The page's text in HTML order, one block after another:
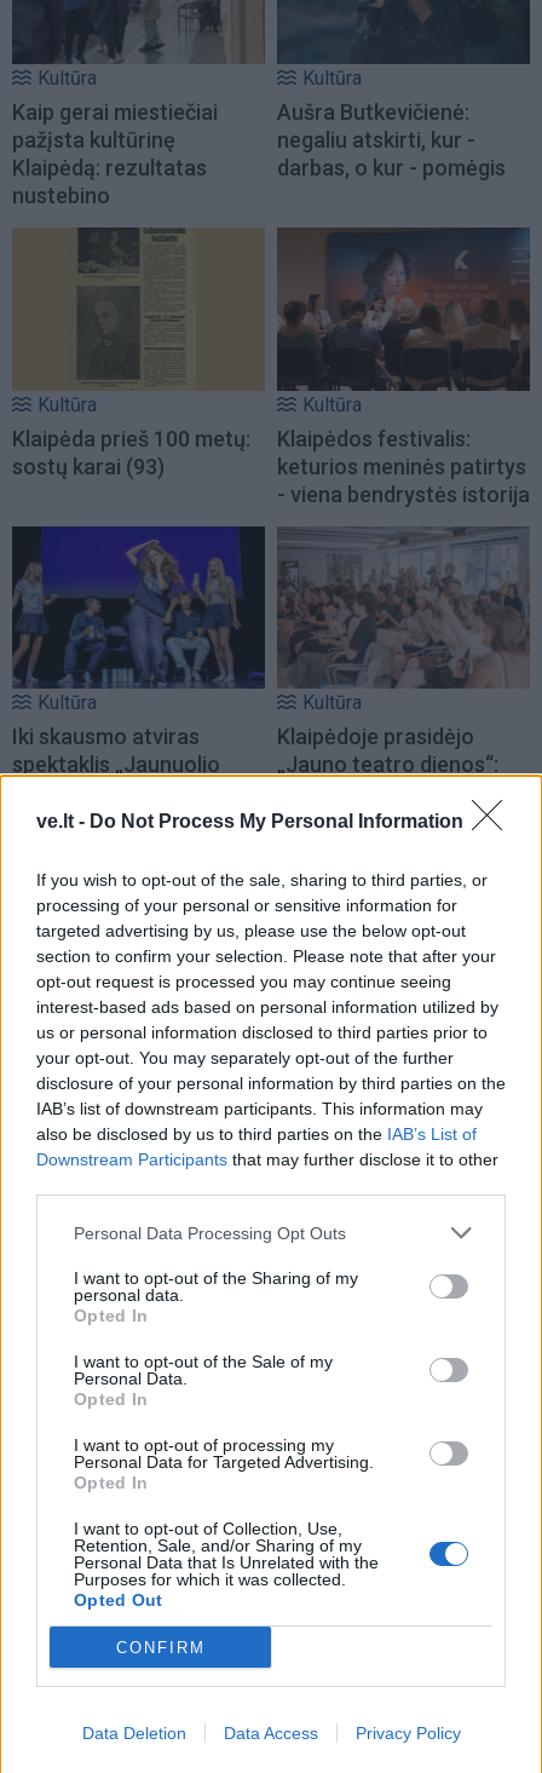
ve.lt - Do Not Process My Personal Information
If you wish to opt-out of the sale, sharing to third parties, or
processing of your personal or sensitive information for
targeted advertising by us, please use the below opt-out
section to confirm your selection. Please note that after your
opt-out request is processed you may continue seeing
interest-based ads based on personal information utilized by
us or personal information disclosed to third parties prior to
your opt-out. You may separately opt-out of the further
disclosure of your personal information by third parties on the
IAB’s list of downstream participants. This information may
also be disclosed by us to third parties on the IAB’s List of
Downstream Participants that may further disclose it to other
Personal Data Processing Opt Outs
I want to opt-out of the Sharing of my
personal data.
Opted In
I want to opt-out of the Sale of my
Personal Data.
Opted In
I want to opt-out of processing my
Personal Data for Targeted Advertising.
Opted In
I want to opt-out of Collection, Use,
Retention, Sale, and/or Sharing of my
Personal Data that Is Unrelated with the
Purposes for which it was collected.
Opted Out
CONFIRM
Data Deletion Data Access Privacy Policy
Kultūra
Kaip gerai miestiečiai
pažįsta kultūrinę
Klaipėdą: rezultatas
nustebino
Kultūra
Aušra Butkevičienė:
negaliu atskirti, kur -
darbas, o kur - pomėgis
Kultūra
Klaipėda prieš 100 metų:
sostų karai (93)
Kultūra
Klaipėdos festivalis:
keturios meninės patirtys
- viena bendrystės istorija
Kultūra
Iki skausmo atviras
spektaklis „Jaunuolio
išgirsti, pastebėti bei
Kultūra
Klaipėdoje prasidėjo
„Jauno teatro dienos“:
nemokami susitikimai su
Kultūra
Matyti kitaip: realybės
transformacija Ugnės
Mitigailaitės tapybos
parodoje
Kultūra
LMTA Klaipėdos
fakulteto 55-ojo
gimtadienio šventėje –
Petras Geniušas, Petras
Vyšniauskas ir
remiksuotas Čiurlionis
NAUJI